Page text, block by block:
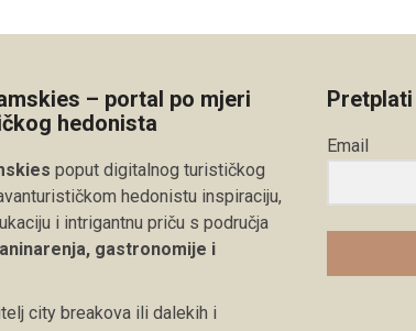
– portal po mjeri
hedonista
poput digitalnog turističkog
hedonistu inspiraciju,
i intrigantnu priču s područja
gastronomije i
city breakova ili dalekih i
Email